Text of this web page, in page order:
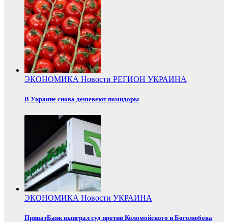
ЭКОНОМИКА Новости РЕГИОН УКРАИНА
В Украине снова дешевеют помидоры
ЭКОНОМИКА Новости УКРАИНА
ПриватБанк выиграл суд против Коломойского и Боголюбова